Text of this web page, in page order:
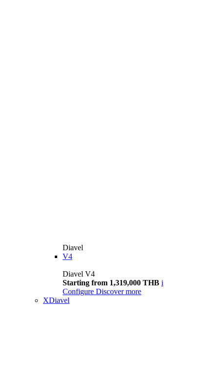
Diavel
V4
Diavel V4
Starting from 1,319,000 THB i
Configure Discover more
XDiavel